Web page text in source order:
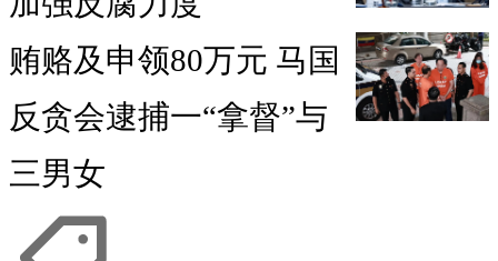
贿赂及申领80万元 马国
反贪会逮捕一“拿督”与
三男女